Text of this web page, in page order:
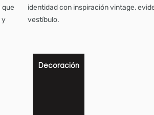
que
y
identidad con inspiración vintage,
vestíbulo.
Decoración